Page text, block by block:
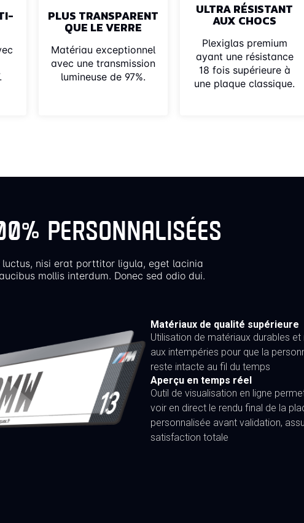
PLUS TRANSPARENT
QUE LE VERRE
Matériau exceptionnel
avec une transmission
lumineuse de 97%.
ULTRA RÉSISTANT
AUX CHOCS
Plexiglas premium
ayant une résistance
18 fois supérieure à
une plaque classique.
PERSONNALISÉES
luctus, nisi erat porttitor ligula, eget lacinia
mollis interdum. Donec sed odio dui.
Matériaux de qualité supérieure
Utilisation de matériaux durables et
aux intempéries pour que la
reste intacte au fil du temps
Aperçu en temps réel
Outil de visualisation en ligne
voir en direct le rendu final de la
personnalisée avant validation,
satisfaction totale